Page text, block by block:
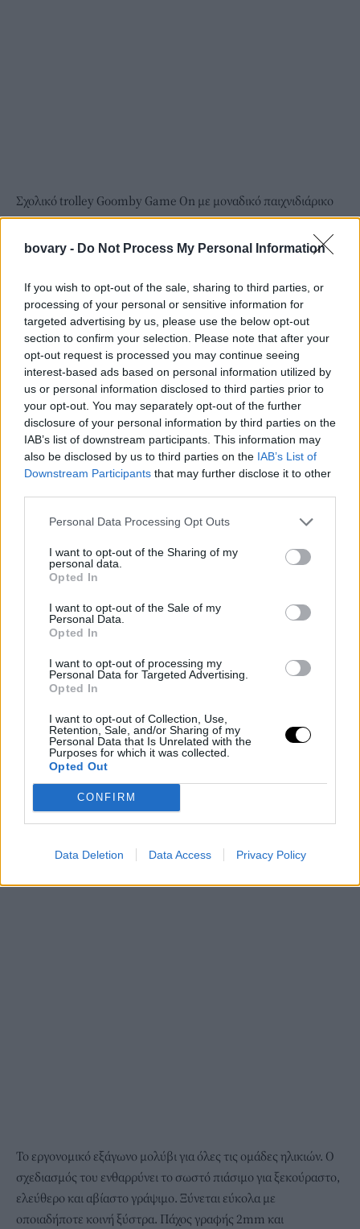
bovary - Do Not Process My Personal Information
If you wish to opt-out of the sale, sharing to third parties, or
processing of your personal or sensitive information for
targeted advertising by us, please use the below opt-out
section to confirm your selection. Please note that after your
opt-out request is processed you may continue seeing
interest-based ads based on personal information utilized by
us or personal information disclosed to third parties prior to
your opt-out. You may separately opt-out of the further
disclosure of your personal information by third parties on the
IAB’s list of downstream participants. This information may
also be disclosed by us to third parties on the IAB’s List of
Downstream Participants that may further disclose it to other
Personal Data Processing Opt Outs
I want to opt-out of the Sharing of my
personal data.
Opted In
I want to opt-out of the Sale of my
Personal Data.
Opted In
I want to opt-out of processing my
Personal Data for Targeted Advertising.
Opted In
I want to opt-out of Collection, Use,
Retention, Sale, and/or Sharing of my
Personal Data that Is Unrelated with the
Purposes for which it was collected.
Opted Out
CONFIRM
Data Deletion Data Access Privacy Policy
Σχολικό trolley Goomby Game On με μοναδικό παιχνιδιάρικο
σχέδιο που ξεχωρίζει. Διαθέτει 4 θήκες, αδιαβροχοποιημένη
επένδυση και ενισχυμένο χερούλι για άνετη μεταφορά.
Η κασετίνα περιλαμβάνει όλη την απαραίτητη γραφική ύλη που
θα χρειαστεί κατά τη διάρκεια μιας σχολικής μέρας και δίνει τη
δυνατότητα να την μεταφέρει με ασφάλεια και στυλ, χάρη στο
μοναδικό της σχέδιο!
Το εργονομικό εξάγωνο μολύβι για όλες τις ομάδες ηλικιών. Ο
σχεδιασμός του ενθαρρύνει το σωστό πιάσιμο για ξεκούραστο,
ελεύθερο και αβίαστο γράψιμο. Ξύνεται εύκολα με
οποιαδήποτε κοινή ξύστρα. Πάχος γραφής 2mm και